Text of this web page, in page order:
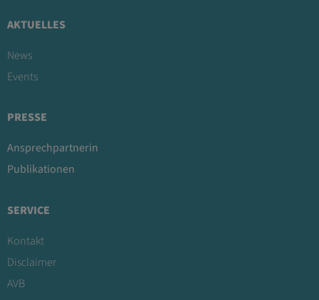
AKTUELLES
News
Events
PRESSE
Ansprechpartnerin
Publikationen
SERVICE
Kontakt
Disclaimer
AVB